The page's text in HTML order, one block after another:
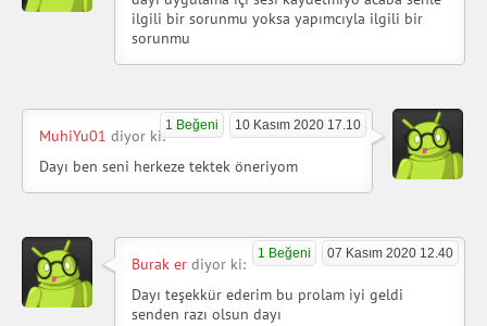
ilgili bir sorunmu yoksa yapımcıyla ilgili bir
sorunmu
10 Kasım 2020 17.10
1 Beğeni
MuhiYu01 diyor ki:
Dayı ben seni herkeze tektek öneriyom
07 Kasım 2020 12.40
1 Beğeni
Burak er diyor ki:
Dayı teşekkür ederim bu prolam iyi geldi
senden razı olsun dayı